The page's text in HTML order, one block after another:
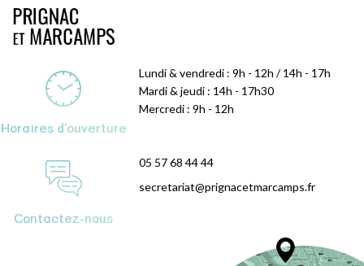
Horaires d'ouverture
Lundi & vendredi : 9h - 12h / 14h - 17h
Mardi & jeudi : 14h - 17h30
Mercredi : 9h - 12h
Contactez-nous
05 57 68 44 44
secretariat@prignacetmarcamps.fr